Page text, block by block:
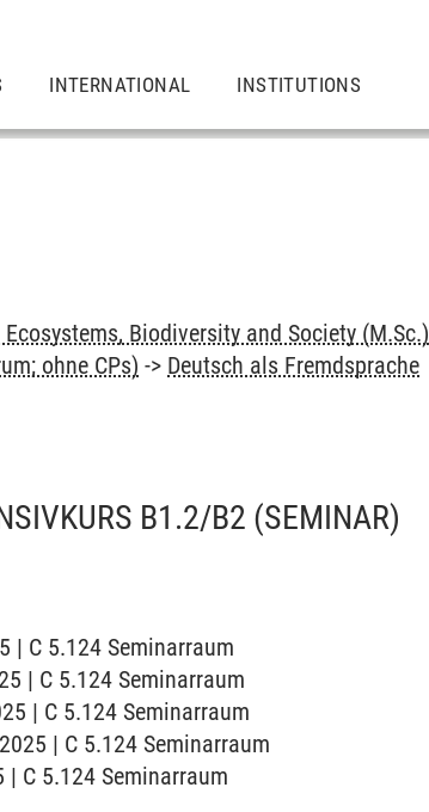
INTERNATIONAL INSTITUTIONS
Biodiversity and Society (M.Sc.)
ohne CPs) -> Deutsch als Fremdsprache
B1.2/B2 (SEMINAR)
| C 5.124 Seminarraum
| C 5.124 Seminarraum
| C 5.124 Seminarraum
| C 5.124 Seminarraum
C 5.124 Seminarraum